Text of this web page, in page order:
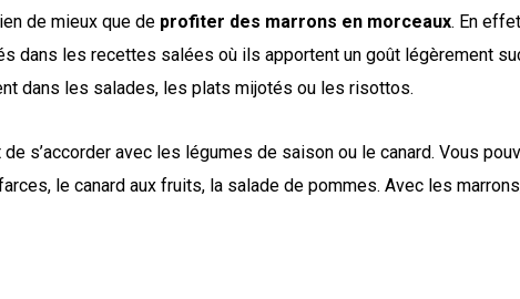
de mieux que de profiter des marrons en morceaux. En
dans les recettes salées où ils apportent un goût légèrement
dans les salades, les plats mijotés ou les risottos.
s’accorder avec les légumes de saison ou le canard. Vous
le canard aux fruits, la salade de pommes. Avec les